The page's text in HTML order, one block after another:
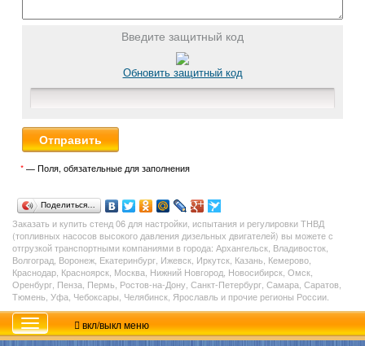
Введите защитный код
Обновить защитный код
* — Поля, обязательные для заполнения
Поделиться…
Заказать и купить стенд06 для настройки, испытания и регулировки ТНВД
(топливных насосов высокого давления дизельных двигателей) вы можете с
отгрузкой транспортными компаниями в города: Архангельск, Владивосток,
Волгоград, Воронеж, Екатеринбург, Ижевск, Иркутск, Казань, Кемерово,
Краснодар, Красноярск, Москва, Нижний Новгород, Новосибирск, Омск,
Оренбург, Пенза, Пермь, Ростов-на-Дону, Санкт-Петербург, Самара, Саратов,
Тюмень, Уфа, Чебоксары, Челябинск, Ярославль и прочие регионы России.
вкл/выкл меню